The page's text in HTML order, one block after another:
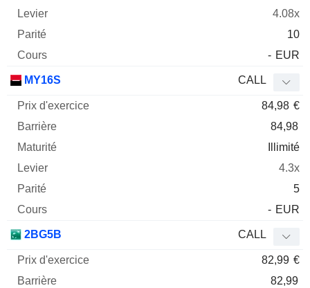
4.08x
10
- EUR
MY16S CALL
84,98 €
84,98
Illimité
4.3x
5
- EUR
2BG5B CALL
82,99 €
82,99